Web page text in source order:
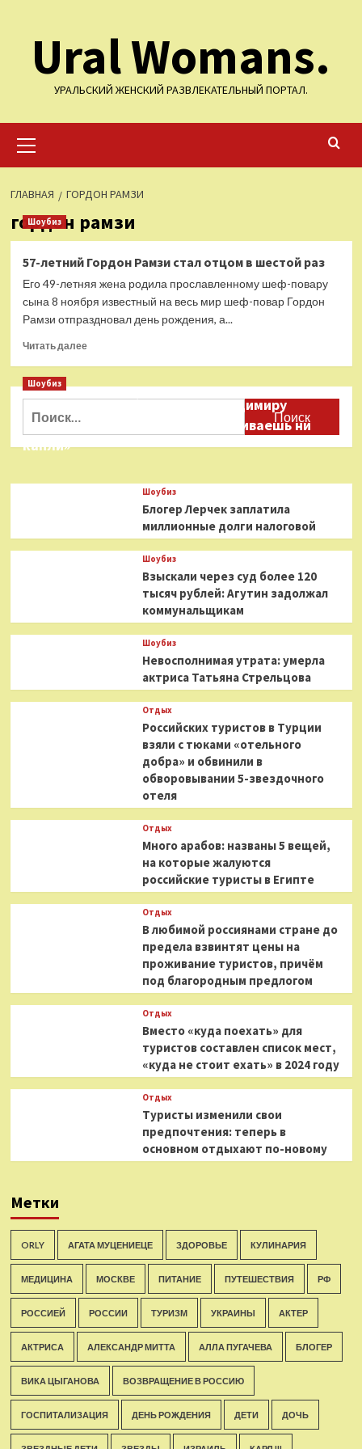
содержимому
Ural Womans.
УРАЛЬСКИЙ ЖЕНСКИЙ РАЗВЛЕКАТЕЛЬНЫЙ ПОРТАЛ.
меню
ГЛАВНАЯ ГОРДОН РАМЗИ
гордон рамзи
Шоубиз
57-летний Гордон Рамзи стал отцом в шестой раз
Его 49-летняя жена родила прославленному шеф-повару
сына 8 ноября известный на весь мир шеф-повар Гордон
Рамзи отпраздновал день рождения, а...
Читать далееПрочитать
57-
Рамзи
стал
в
Шоубиз
Даня Милохин обратился к Владимиру
Соловьеву: «Ты меня не расстраиваешь ни
капли»
Шоубиз
Блогер Лерчек заплатила
миллионные долги налоговой
Шоубиз
Взыскали через суд более 120
тысяч рублей: Агутин задолжал
коммунальщикам
Шоубиз
Невосполнимая утрата: умерла
актриса Татьяна Стрельцова
Отдых
Российских туристов в Турции
взяли с тюками «отельного
добра» и обвинили в
обворовывании 5-звездочного
отеля
Отдых
Много арабов: названы 5 вещей,
на которые жалуются
российские туристы в Египте
Отдых
В любимой россиянами стране до
предела взвинтят цены на
проживание туристов, причём
под благородным предлогом
Отдых
Вместо «куда поехать» для
туристов составлен список мест,
«куда не стоит ехать» в 2024 году
Отдых
Туристы изменили свои
предпочтения: теперь в
основном отдыхают по-новому
Метки
ORLY АГАТА МУЦЕНИЕЦЕ ЗДОРОВЬЕ КУЛИНАРИЯ
МЕДИЦИНА МОСКВЕ ПИТАНИЕ ПУТЕШЕСТВИЯ РФ
РОССИЕЙ РОССИИ ТУРИЗМ УКРАИНЫ АКТЕР
АКТРИСА АЛЕКСАНДР МИТТА АЛЛА ПУГАЧЕВА БЛОГЕР
ВИКА ЦЫГАНОВА ВОЗВРАЩЕНИЕ В РОССИЮ
ГОСПИТАЛИЗАЦИЯ ДЕНЬ РОЖДЕНИЯ ДЕТИ ДОЧЬ